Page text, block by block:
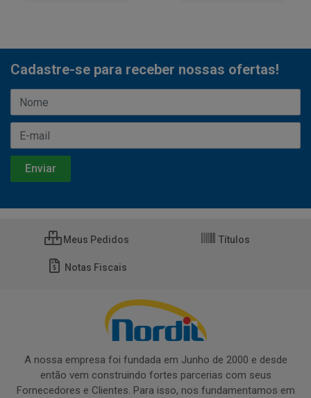
Cadastre-se para receber nossas ofertas!
Meus Pedidos Títulos
Notas Fiscais
A nossa empresa foi fundada em Junho de 2000 e desde
então vem construindo fortes parcerias com seus
Fornecedores e Clientes. Para isso, nos fundamentamos em